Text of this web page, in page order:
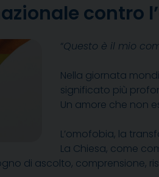
contro
“Questo è il mio
Nella giornata
significato più
Un amore che non
L’omofobia, la
La Chiesa, come
di ascolto, comprensione,